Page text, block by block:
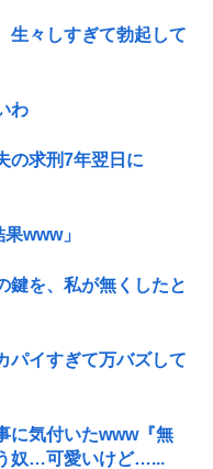
生々しすぎて勃起して
わ
の求刑7年翌日に
www」
鍵を、私が無くしたと
パイすぎて万バズして
に気付いたwww『無
奴…可愛いけど…...